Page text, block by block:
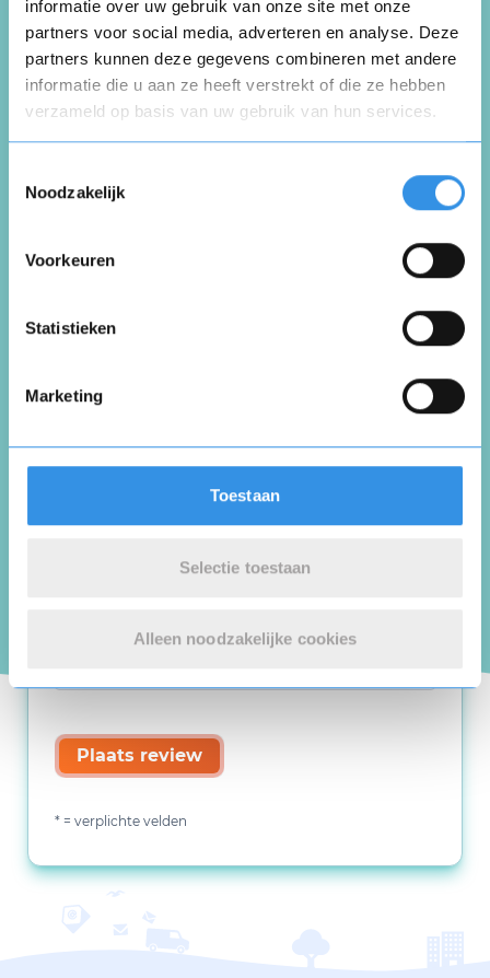
informatie over uw gebruik van onze site met onze
partners voor social media, adverteren en analyse. Deze
partners kunnen deze gegevens combineren met andere
informatie die u aan ze heeft verstrekt of die ze hebben
verzameld op basis van uw gebruik van hun services.
Noodzakelijk
Voorkeuren
Statistieken
Marketing
Toestaan
Selectie toestaan
Alleen noodzakelijke cookies
Schrijf een review
Beoordeel je ervaring *
Plaats review
* = verplichte velden